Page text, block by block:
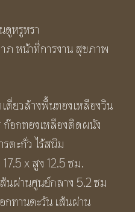
ดูหรูหรา
าภ หน้าที่การงาน สุขภาพ
ยวล้างพื้นทองเหลืองวิน
ก๊อกทองเหลืองติดผนัง
รตะกั่ว ไร้สนิม
x สูง 12.5 ซม.
นผ่านศูนย์กลาง 5.2 ซม
ทานตะวัน เส้นผ่าน